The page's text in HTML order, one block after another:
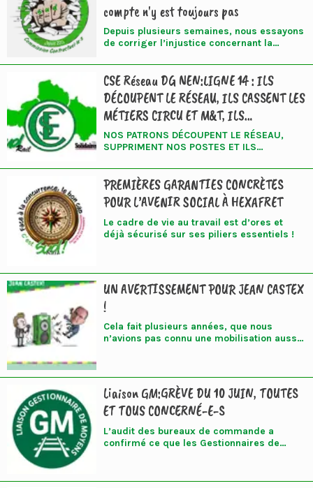
compte n'y est toujours pas
Depuis plusieurs semaines, nous essayons
de corriger l’injustice concernant la
embauchés entre le 01/01/2020 et le
01/01/2023. Grâce à nos interventions
répétées, nous avons obtenu des avancées
pour une partie des contractuels, plusieurs
situations vont ainsi être régularisées.
Pour autant, malgré ces avancées, le
compte n’y est pas. De nombreux dossiers
restent sans réponse satisfaisante et
réclamons depuis le début. Nous ne
pouvons accepter que certains collègues
obtiennent réparation alors que d’autres
continuent de subir les conséquences de
choix et d’interprétations contestables.
CSE Réseau DG NEN:LIGNE 14 : ILS
DÉCOUPENT LE RÉSEAU, ILS CASSENT LES
MÉTIERS CIRCU ET M&T, ILS
SACRIFIENT LES AGENTS RÉSEAU !
NOS PATRONS DÉCOUPENT LE RÉSEAU,
SUPPRIMENT NOS POSTES ET ILS
NOUS APPELONS ÇA UNE RÉGRESSION
SOCIALE.
PREMIÈRES GARANTIES CONCRÈTES
POUR L’AVENIR SOCIAL À HEXAFRET
Le cadre de vie au travail est d’ores et
déjà sécurisé sur ses piliers essentiels !
UN AVERTISSEMENT POUR JEAN CASTEX
!
Cela fait plusieurs années, que nous
n’avions pas connu une mobilisation aussi
actuelles de pouvoir d’achat, des milliers
de cheminotes et cheminots ont décidé de
se mettre en grève dans tous les services
Liaison GM:GRÈVE DU 10 JUIN, TOUTES
ET TOUS CONCERNÉ-E-S
L’audit des bureaux de commande a
confirmé ce que les Gestionnaires de